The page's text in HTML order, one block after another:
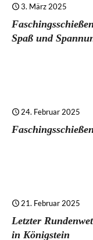
3. März 2025
Spaß und
24. Februar 2025
21. Februar 2025
Letzter
in Königstein